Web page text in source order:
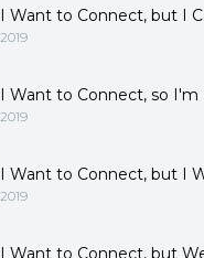
I Want to Connect, but I
2019
I Want to Connect, so I'm
2019
I Want to Connect, but I
2019
I Want to Connect, but